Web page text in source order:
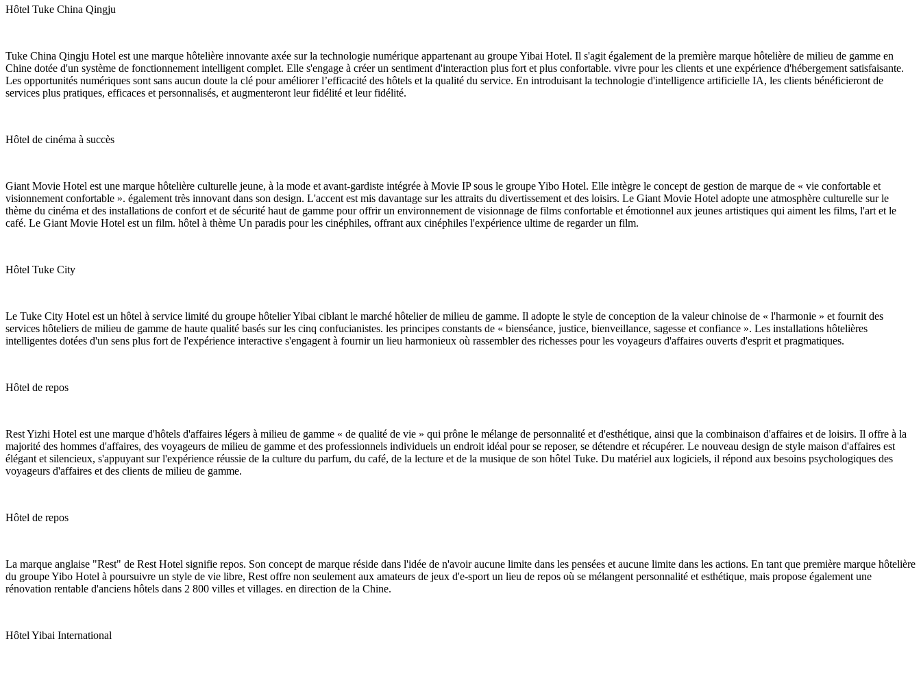
Hôtel Tuke China Qingju
Tuke China Qingju Hotel est une marque hôtelière innovante axée sur la technologie numérique appartenant au groupe Yibai Hotel. Il s'agit également de la première marque hôtelière de milieu de gamme en
Chine dotée d'un système de fonctionnement intelligent complet. Elle s'engage à créer un sentiment d'interaction plus fort et plus confortable. vivre pour les clients et une expérience d'hébergement satisfaisante.
Les opportunités numériques sont sans aucun doute la clé pour améliorer l’efficacité des hôtels et la qualité du service. En introduisant la technologie d'intelligence artificielle IA, les clients bénéficieront de
services plus pratiques, efficaces et personnalisés, et augmenteront leur fidélité et leur fidélité.
Hôtel de cinéma à succès
Giant Movie Hotel est une marque hôtelière culturelle jeune, à la mode et avant-gardiste intégrée à Movie IP sous le groupe Yibo Hotel. Elle intègre le concept de gestion de marque de « vie confortable et
visionnement confortable ». également très innovant dans son design. L'accent est mis davantage sur les attraits du divertissement et des loisirs. Le Giant Movie Hotel adopte une atmosphère culturelle sur le
thème du cinéma et des installations de confort et de sécurité haut de gamme pour offrir un environnement de visionnage de films confortable et émotionnel aux jeunes artistiques qui aiment les films, l'art et le
café. Le Giant Movie Hotel est un film. hôtel à thème Un paradis pour les cinéphiles, offrant aux cinéphiles l'expérience ultime de regarder un film.
Hôtel Tuke City
Le Tuke City Hotel est un hôtel à service limité du groupe hôtelier Yibai ciblant le marché hôtelier de milieu de gamme. Il adopte le style de conception de la valeur chinoise de « l'harmonie » et fournit des
services hôteliers de milieu de gamme de haute qualité basés sur les cinq confucianistes. les principes constants de « bienséance, justice, bienveillance, sagesse et confiance ». Les installations hôtelières
intelligentes dotées d'un sens plus fort de l'expérience interactive s'engagent à fournir un lieu harmonieux où rassembler des richesses pour les voyageurs d'affaires ouverts d'esprit et pragmatiques.
Hôtel de repos
Rest Yizhi Hotel est une marque d'hôtels d'affaires légers à milieu de gamme « de qualité de vie » qui prône le mélange de personnalité et d'esthétique, ainsi que la combinaison d'affaires et de loisirs. Il offre à la
majorité des hommes d'affaires, des voyageurs de milieu de gamme et des professionnels individuels un endroit idéal pour se reposer, se détendre et récupérer. Le nouveau design de style maison d'affaires est
élégant et silencieux, s'appuyant sur l'expérience réussie de la culture du parfum, du café, de la lecture et de la musique de son hôtel Tuke. Du matériel aux logiciels, il répond aux besoins psychologiques des
voyageurs d'affaires et des clients de milieu de gamme.
Hôtel de repos
La marque anglaise "Rest" de Rest Hotel signifie repos. Son concept de marque réside dans l'idée de n'avoir aucune limite dans les pensées et aucune limite dans les actions. En tant que première marque hôtelière
du groupe Yibo Hotel à poursuivre un style de vie libre, Rest offre non seulement aux amateurs de jeux d'e-sport un lieu de repos où se mélangent personnalité et esthétique, mais propose également une
rénovation rentable d'anciens hôtels dans 2 800 villes et villages. en direction de la Chine.
Hôtel Yibai International